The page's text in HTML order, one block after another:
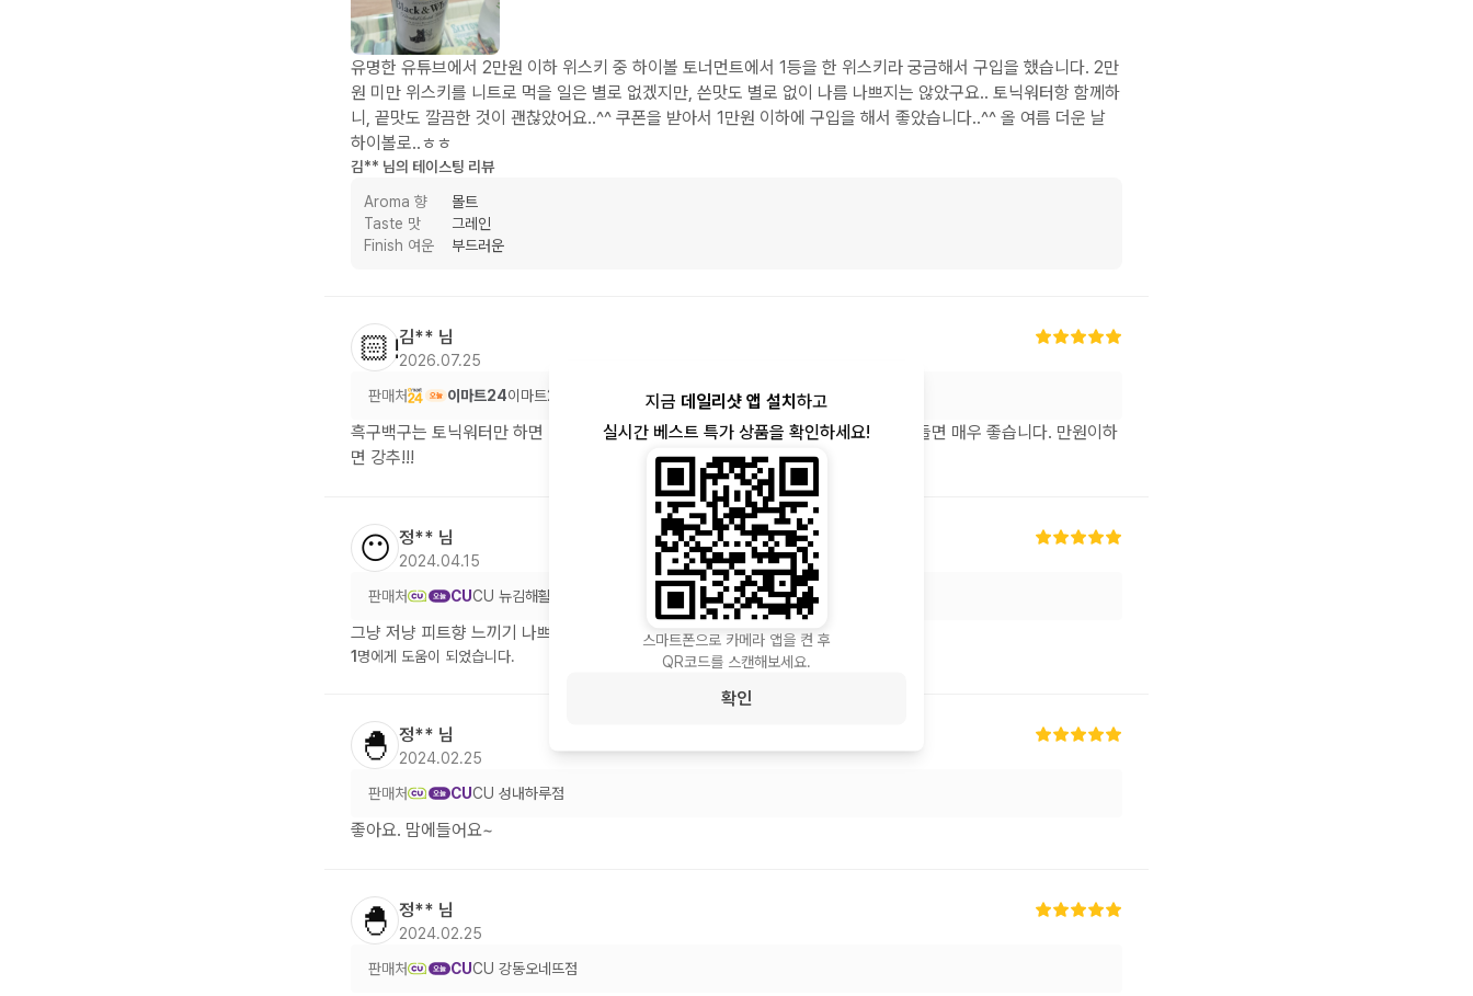
유명한 유튜브에서 2만원 이하 위스키 중 하이볼 토너먼트에서 1등을 한 위스키라 궁금해서 구입을 했습니다. 2만
원 미만 위스키를 니트로 먹을 일은 별로 없겠지만, 쓴맛도 별로 없이 나름 나쁘지는 않았구요.. 토닉워터항 함께하
니, 끝맛도 깔끔한 것이 괜찮았어요..^^ 쿠폰을 받아서 1만원 이하에 구입을 해서 좋았습니다..^^ 올 여름 더운 날
하이볼로..ㅎㅎ
김** 님의 테이스팅 리뷰
Aroma 향
몰트
Taste 맛
그레인
Finish 여운
부드러운
👨🏻‍💻
김** 님
2026.07.25
판매처 이마트24이마트24 신대방역점
흑구백구는 토닉워터만 하면 너무 달아서 플레인 탄산수로 입맛에 맞게 하이볼로 만들면 매우 좋습니다. 만원이하
면 강추!!!
😶 정** 님
2024.04.15
판매처 CUCU 뉴김해활천고개점
그냥 저냥 피트향 느끼기 나쁘지 않습니다.
1 명에게 도움이 되었습니다.
🐣 정** 님
2024.02.25
판매처 CUCU 성내하루점
좋아요. 맘에들어요~
🐣 정** 님
2024.02.25
판매처 CUCU 강동오네뜨점
지금 데일리샷 앱 설치하고
실시간 베스트 특가 상품을 확인하세요!
스마트폰으로 카메라 앱을 켠 후
QR코드를 스캔해보세요.
확인